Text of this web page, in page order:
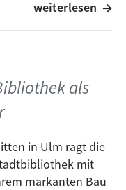
der 17 Ziele?
weiterlesen
als
in Ulm ragt die
mit
markanten Bau